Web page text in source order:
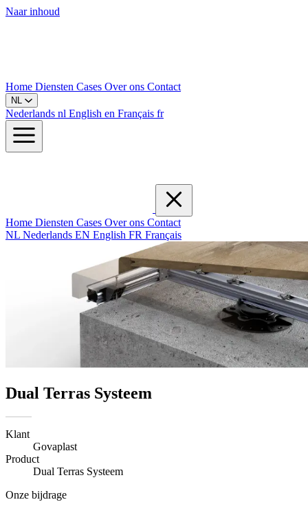
Naar inhoud
Home Diensten Cases Over ons Contact
NL
Nederlands nl English en Français fr
Home Diensten Cases Over ons Contact
NL Nederlands EN English FR Français
Dual Terras Systeem
Klant
Govaplast
Product
Dual Terras Systeem
Onze bijdrage